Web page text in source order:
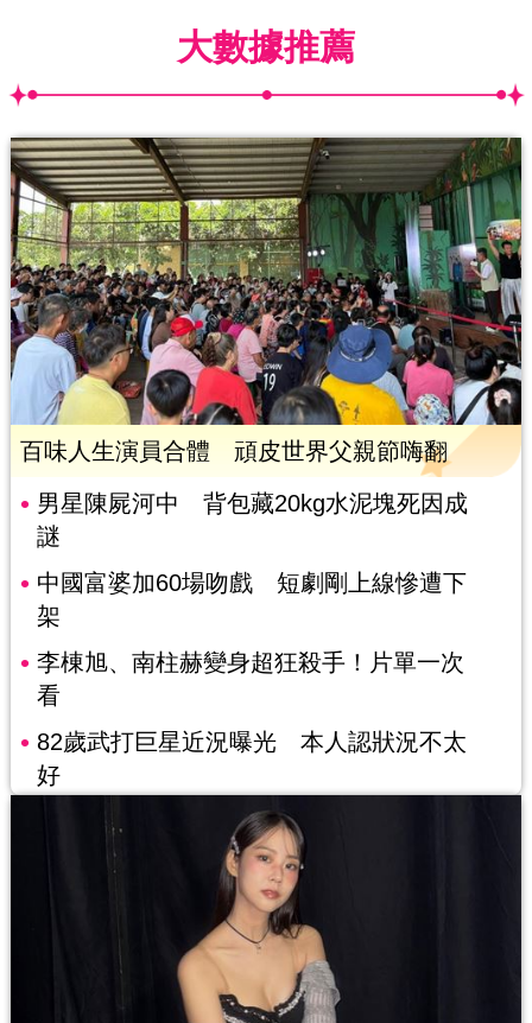
大數據推薦
百味人生演員合體 頑皮世界父親節嗨翻
男星陳屍河中 背包藏20kg水泥塊死因成
謎
中國富婆加60場吻戲 短劇剛上線慘遭下
架
李棟旭、南柱赫變身超狂殺手！片單一次
看
82歲武打巨星近況曝光 本人認狀況不太
好